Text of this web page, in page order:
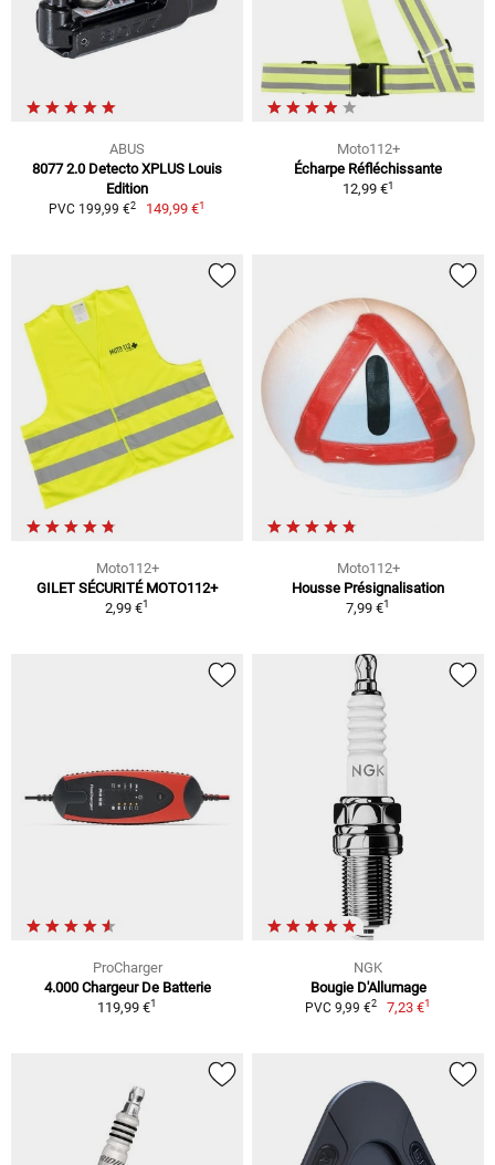
ABUS
8077 2.0 Detecto XPLUS Louis
Edition
PVC 199,99 €2 149,99 €1
Moto112+
Écharpe Réfléchissante
12,99 €1
Moto112+
GILET SÉCURITÉ MOTO112+
2,99 €1
Moto112+
Housse Présignalisation
7,99 €1
ProCharger
4.000 Chargeur De Batterie
119,99 €1
NGK
Bougie D'Allumage
PVC 9,99 €2 7,23 €1